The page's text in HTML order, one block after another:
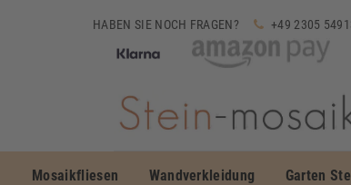
HABEN SIE NOCH FRAGEN? +49 2305
Mosaikfliesen Wandverkleidung Garten